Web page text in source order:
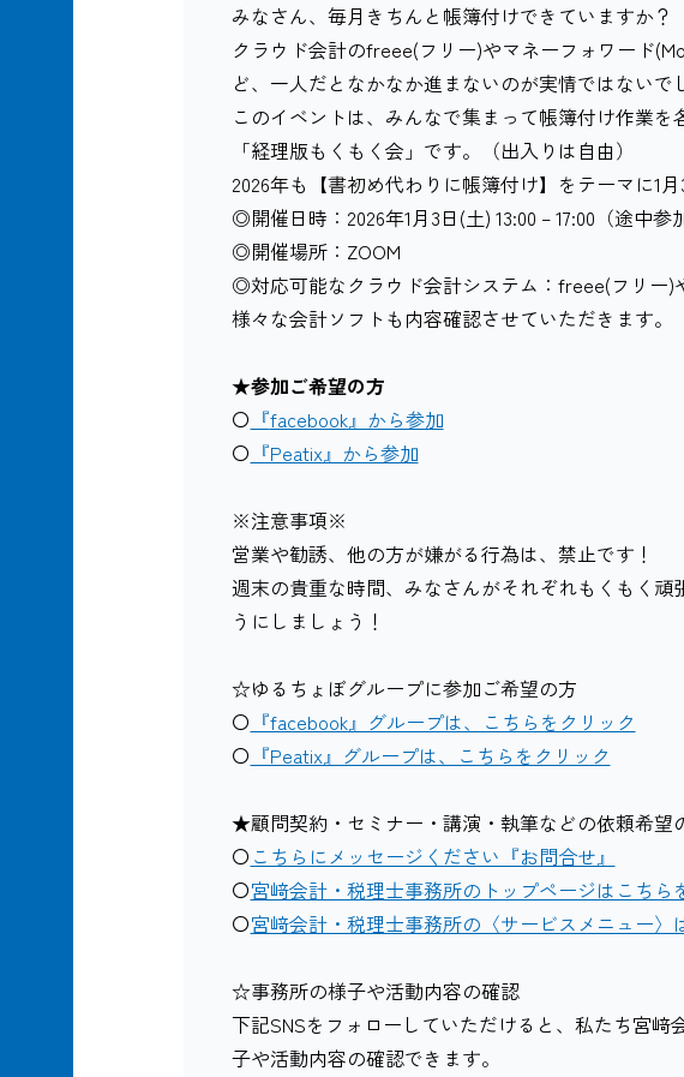
みなさん、毎月きちんと帳簿付けできていますか？
クラウド会計のfreee(フリー)やマネーフォワード
ど、一人だとなかなか進まないのが実情ではないで
このイベントは、みんなで集まって帳簿付け作業
「経理版もくもく会」です。（出入りは自由）
2026年も【書初め代わりに帳簿付け】をテーマに1
◎開催日時：2026年1月3日(土) 13:00 – 17:00（途中参
◎開催場所：ZOOM
◎対応可能なクラウド会計システム：freee(フリー)
様々な会計ソフトも内容確認させていただきます。
★参加ご希望の方
〇 『facebook』から参加
〇 『Peatix』から参加
※注意事項※
営業や勧誘、他の方が嫌がる行為は、禁止です！
週末の貴重な時間、みなさんがそれぞれもくもく
うにしましょう！
☆ゆるちょぼグループに参加ご希望の方
〇 『facebook』グループは、こちらをクリック
〇 『Peatix』グループは、こちらをクリック
★顧問契約・セミナー・講演・執筆などの依頼希望
〇 こちらにメッセージください『お問合せ』
〇宮﨑会計・税理士事務所のトップページはこちら
〇宮﨑会計・税理士事務所の〈サービスメニュー〉
☆事務所の様子や活動内容の確認
下記SNSをフォローしていただけると、私たち宮
子や活動内容の確認できます。